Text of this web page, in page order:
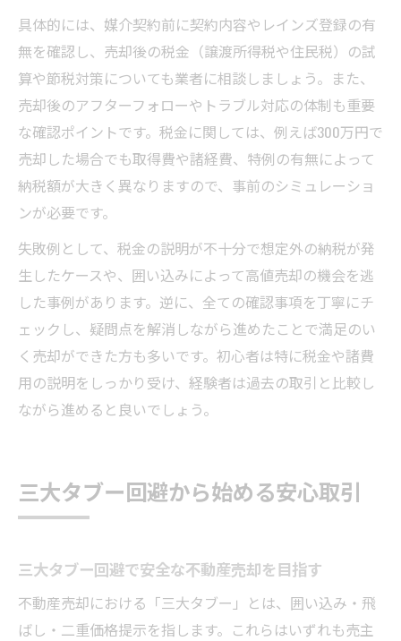
具体的には、媒介契約前に契約内容やレインズ登録の有
無を確認し、売却後の税金（譲渡所得税や住民税）の試
算や節税対策についても業者に相談しましょう。また、
売却後のアフターフォローやトラブル対応の体制も重要
な確認ポイントです。税金に関しては、例えば300万円で
売却した場合でも取得費や諸経費、特例の有無によって
納税額が大きく異なりますので、事前のシミュレーショ
ンが必要です。
失敗例として、税金の説明が不十分で想定外の納税が発
生したケースや、囲い込みによって高値売却の機会を逃
した事例があります。逆に、全ての確認事項を丁寧にチ
ェックし、疑問点を解消しながら進めたことで満足のい
く売却ができた方も多いです。初心者は特に税金や諸費
用の説明をしっかり受け、経験者は過去の取引と比較し
ながら進めると良いでしょう。
三大タブー回避から始める安心取引
三大タブー回避で安全な不動産売却を目指す
不動産売却における「三大タブー」とは、囲い込み・飛
ばし・二重価格提示を指します。これらはいずれも売主